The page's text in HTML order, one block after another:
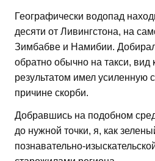
Географически водопад
десяти от Ливингстона, на
Зимбабве и Намибии.
обратно обычно на такси, вид
результатом имел усиленную
причине скорби.
Добравшись на подобном
до нужной точки, я, как
познавательно-